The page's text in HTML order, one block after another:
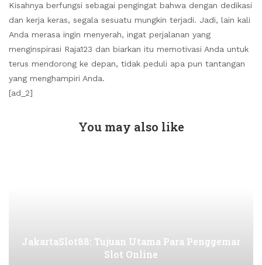
Kisahnya berfungsi sebagai pengingat bahwa dengan dedikasi
dan kerja keras, segala sesuatu mungkin terjadi. Jadi, lain kali
Anda merasa ingin menyerah, ingat perjalanan yang
menginspirasi Raja123 dan biarkan itu memotivasi Anda untuk
terus mendorong ke depan, tidak peduli apa pun tantangan
yang menghampiri Anda.
[ad_2]
You may also like
JakartaSlot88: Tujuan Utama Para Penggemar
Slot Online